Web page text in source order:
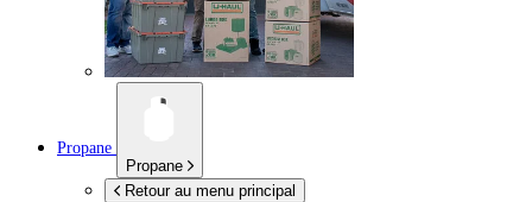
Propane
Propane
Retour au menu principal